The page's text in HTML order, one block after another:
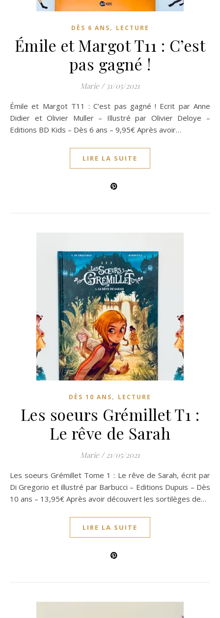
DÈS 6 ANS, LECTURE
Émile et Margot T11 : C’est
pas gagné !
Marie / 31/05/2021
Émile et Margot T11 : C’est pas gagné ! Ecrit par Anne
Didier et Olivier Muller – Illustré par Olivier Deloye –
Editions BD Kids – Dès 6 ans – 9,95€ Après avoir…
LIRE LA SUITE
DÈS 10 ANS, LECTURE
Les soeurs Grémillet T1 :
Le rêve de Sarah
Marie / 21/05/2021
Les soeurs Grémillet Tome 1 : Le rêve de Sarah, écrit par
Di Gregorio et illustré par Barbucci – Editions Dupuis – Dès
10 ans – 13,95€ Après avoir découvert les sortilèges de…
LIRE LA SUITE